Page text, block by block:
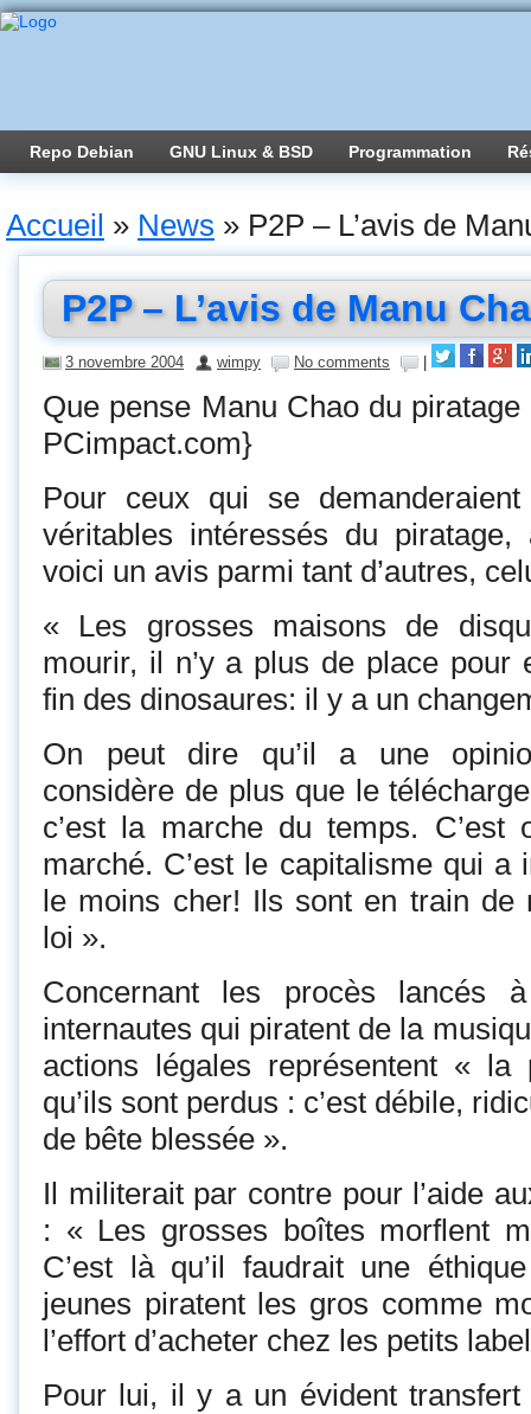
Repo Debian GNU Linux & BSD Programmation
Accueil » News » P2P – L’avis de
P2P – L’avis de Manu
3 novembre 2004 wimpy No comments
Que pense Manu Chao du
PCimpact.com}
Pour ceux qui se
véritables intéressés du
voici un avis parmi tant d’autres,
« Les grosses maisons de
mourir, il n’y a plus de place pour
fin des dinosaures: il y a un
On peut dire qu’il a une
considère de plus que le
c’est la marche du temps. C’est
marché. C’est le capitalisme qui a
le moins cher! Ils sont en train de
loi ».
Concernant les procès lancés
internautes qui piratent de la
actions légales représentent «
qu’ils sont perdus : c’est débile,
de bête blessée ».
Il militerait par contre pour l’aide
: « Les grosses boîtes morflent
C’est là qu’il faudrait une
jeunes piratent les gros comme
l’effort d’acheter chez les petits
Pour lui, il y a un évident